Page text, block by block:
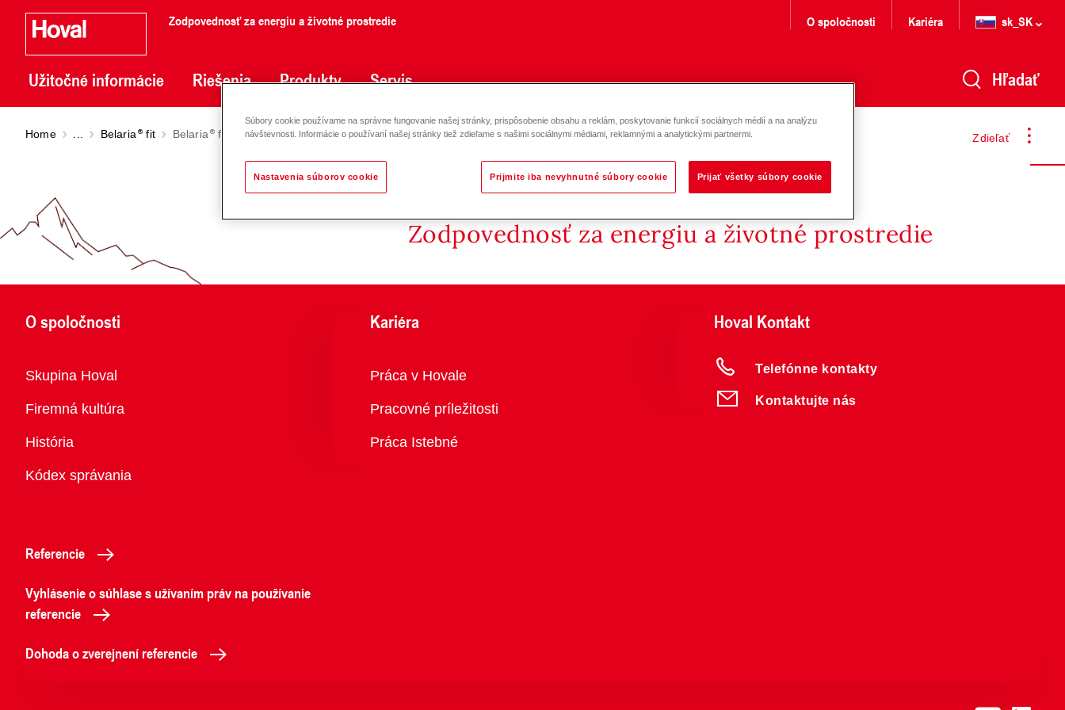
Zodpovednosť za energiu a životné prostredie
Užitočné informácie Riešenia Produkty Servis
O spoločnosti Kariéra sk_SK
Hľadať
Zdieľať
Home Belaria fit Belaria fit (8-26)
Zodpovednosť za energiu a životné prostredie
O spoločnosti
Prehľad
Skupina Hoval
Firemná kultúra
História
Kódex správania
Kariéra
Prehľad
Práca v Hovale
Pracovné príležitosti
Práca Istebné
Hoval Kontakt
Telefónne kontakty
Kontaktujte nás
Referencie
Vyhlásenie o súhlase s užívaním práv na používanie
referencie
Dohoda o zverejnení referencie
Súbory cookie používame na správne fungovanie našej stránky, prispôsobenie obsahu a reklám, poskytovanie funkcií sociálnych médií a na analýzu
návštevnosti. Informácie o používaní našej stránky tiež zdieľame s našimi sociálnymi médiami, reklamnými a analytickými partnermi.
Nastavenia súborov cookie Prijmite iba nevyhnutné súbory cookie Prijať všetky súbory cookie